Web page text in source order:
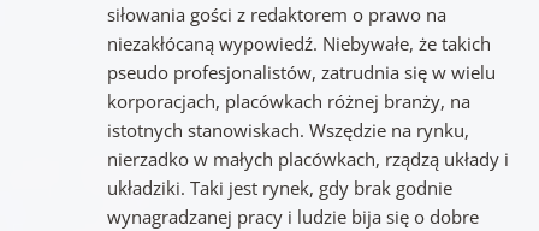
siłowania gości z redaktorem o prawo na
niezakłócaną wypowiedź. Niebywałe, że takich
pseudo profesjonalistów, zatrudnia się w wielu
korporacjach, placówkach różnej branży, na
istotnych stanowiskach. Wszędzie na rynku,
nierzadko w małych placówkach, rządzą układy i
układziki. Taki jest rynek, gdy brak godnie
wynagradzanej pracy i ludzie bija się o dobre